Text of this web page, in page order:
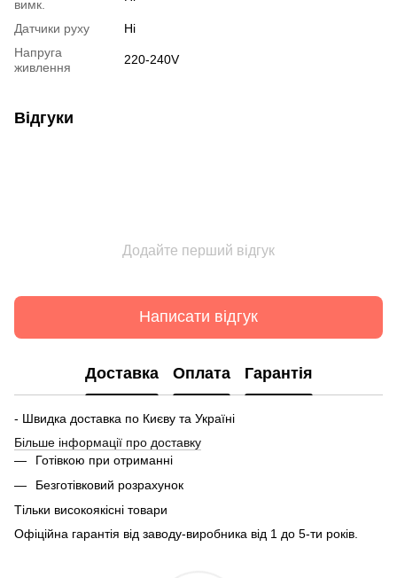
вимк.
Датчики руху
Ні
Напруга
живлення
220-240V
Відгуки
Додайте перший відгук
Написати відгук
Доставка Оплата Гарантія
- Швидка доставка по Києву та Україні
Більше інформації про доставку
Готівкою при отриманні
Безготівковий розрахунок
Тільки високоякісні товари
Офіційна гарантія від заводу-виробника від 1 до 5-ти років.